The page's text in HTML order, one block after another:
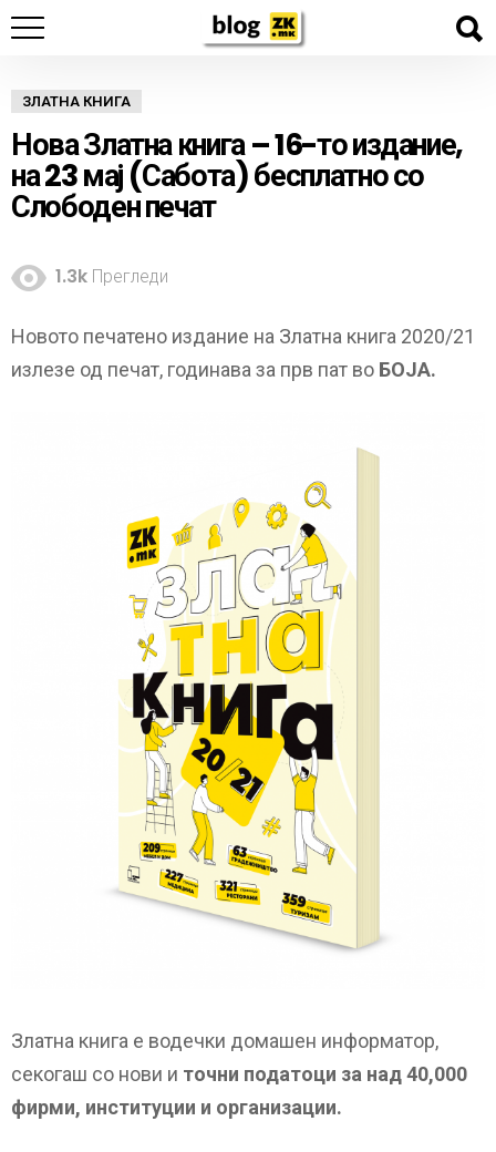
ЗЛАТНА КНИГА
Нова Златна книга – 16-то издание,
на 23 мај (Сабота) бесплатно со
Слободен печат
1.3k Прегледи
Новото печатено издание на Златна книга 2020/21
излезе од печат, годинава за прв пат во БОЈА.
Златна книга е водечки домашен информатор,
секогаш со нови и точни податоци за над 40,000
фирми, институции и организации.